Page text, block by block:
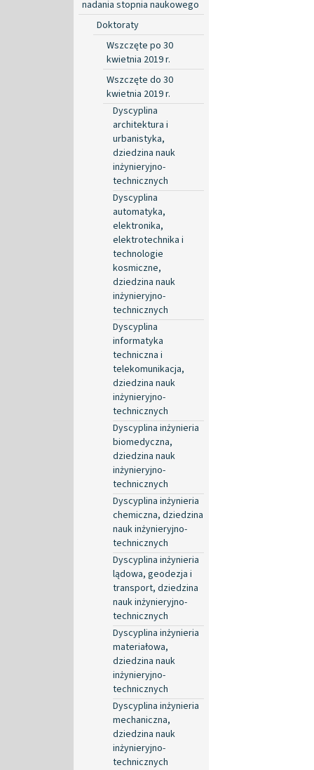
nadania stopnia naukowego
Doktoraty
Wszczęte po 30
kwietnia 2019 r.
Wszczęte do 30
kwietnia 2019 r.
Dyscyplina
architektura i
urbanistyka,
dziedzina nauk
inżynieryjno-
technicznych
Dyscyplina
automatyka,
elektronika,
elektrotechnika i
technologie
kosmiczne,
dziedzina nauk
inżynieryjno-
technicznych
Dyscyplina
informatyka
techniczna i
telekomunikacja,
dziedzina nauk
inżynieryjno-
technicznych
Dyscyplina inżynieria
biomedyczna,
dziedzina nauk
inżynieryjno-
technicznych
Dyscyplina inżynieria
chemiczna, dziedzina
nauk inżynieryjno-
technicznych
Dyscyplina inżynieria
lądowa, geodezja i
transport, dziedzina
nauk inżynieryjno-
technicznych
Dyscyplina inżynieria
materiałowa,
dziedzina nauk
inżynieryjno-
technicznych
Dyscyplina inżynieria
mechaniczna,
dziedzina nauk
inżynieryjno-
technicznych